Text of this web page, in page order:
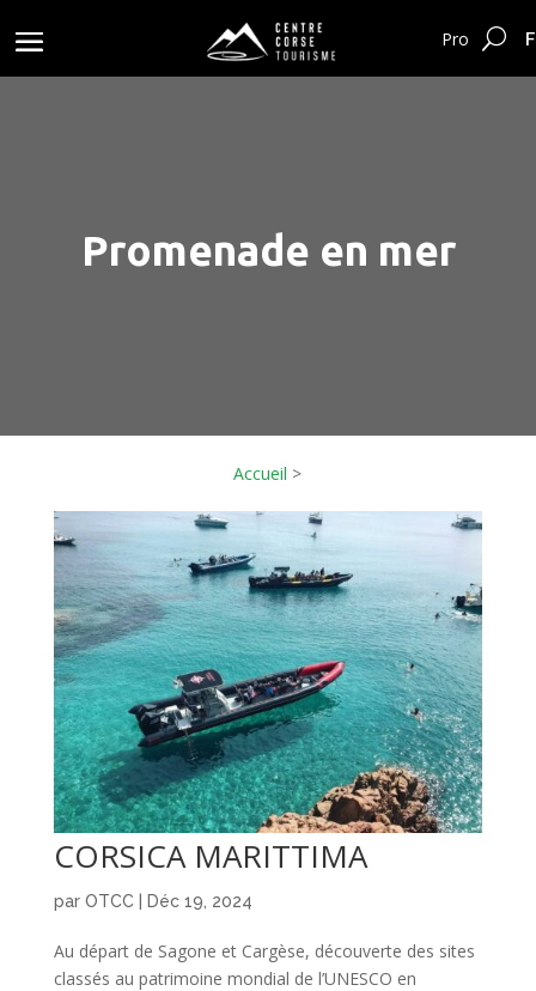
Pro
Promenade en mer
Accueil >
CORSICA MARITTIMA
par OTCC| Déc 19, 2024
Au départ de Sagone et Cargèse, découverte des sites
classés au patrimoine mondial de l’UNESCO en